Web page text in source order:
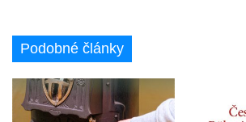
Podobné články